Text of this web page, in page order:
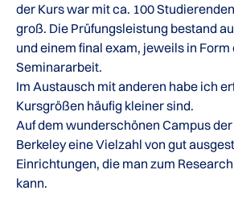
der Kurs war mit ca. 100
groß. Die Prüfungsleistung bestand
und einem final exam, jeweils in Form
Seminararbeit.
Im Austausch mit anderen habe ich
Kursgrößen häufig kleiner sind.
Auf dem wunderschönen Campus
Berkeley eine Vielzahl von gut
Einrichtungen, die man zum
kann.